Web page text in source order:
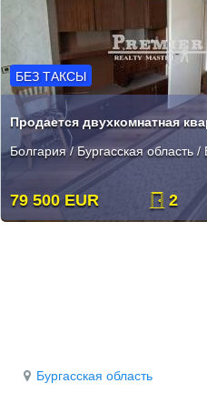
БЕЗ ТАКСЫ
Болгария / Бургасская область /
79 500 EUR 2
Бургасская область